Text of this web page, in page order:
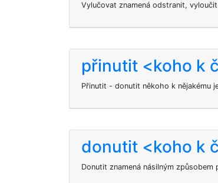
Vylučovat znamená odstranit,
přinutit <koho k
Přinutit - donutit někoho k nějakému
donutit <koho k
Donutit znamená násilným